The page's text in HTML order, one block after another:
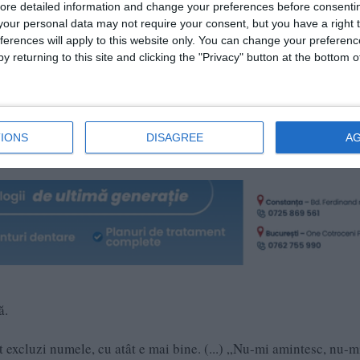
detailed information and change your preferences before
personal data may not require your consent, but you have a right
will apply to this website only. You can change your
returning to this site and clicking the "Privacy" button at the bottom
DISAGREE
de amnezie
sistematică a martorilor. Sursele noastre dezvăluie
le avocați plătiți chiar de el, cu condiția ca aceștia să nu
conflictul de interese.
excluzi numele, cu atât e mai bine. (...) „Nu-mi amintesc, nu-